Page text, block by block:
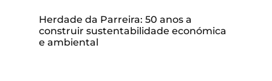
Herdade da Parreira: 50 anos a
construir sustentabilidade económica
e ambiental